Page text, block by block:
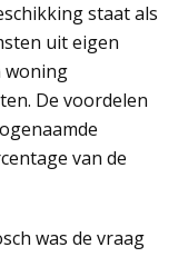
staat als
uit eigen
woning
De voordelen
van de
was de vraag